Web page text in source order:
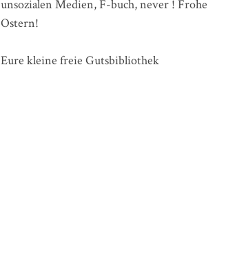
unsozialen Medien, F-buch, never ! Frohe
Ostern!
Eure kleine freie Gutsbibliothek